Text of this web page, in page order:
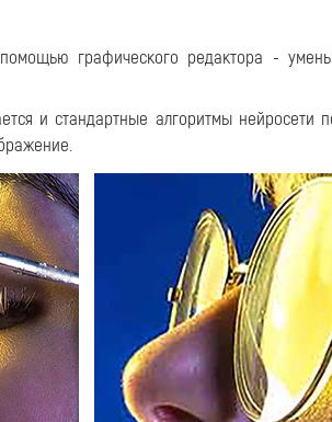
графического редактора -
и стандартные алгоритмы нейросети